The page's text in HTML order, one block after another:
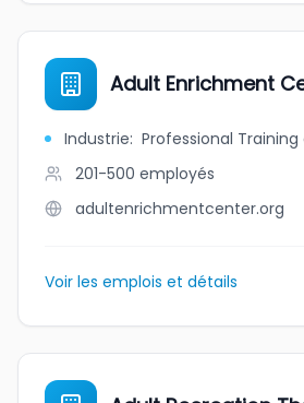
Adult Enrichment
Industrie: Professional
201-500 employés
adultenrichmentcenter.org
Voir les emplois et détails